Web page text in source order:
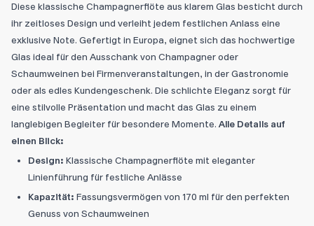
Diese klassische Champagnerflöte aus klarem Glas besticht durch
ihr zeitloses Design und verleiht jedem festlichen Anlass eine
exklusive Note. Gefertigt in Europa, eignet sich das hochwertige
Glas ideal für den Ausschank von Champagner oder
Schaumweinen bei Firmenveranstaltungen, in der Gastronomie
oder als edles Kundengeschenk. Die schlichte Eleganz sorgt für
eine stilvolle Präsentation und macht das Glas zu einem
langlebigen Begleiter für besondere Momente. Alle Details auf
einen Blick:
Design: Klassische Champagnerflöte mit eleganter
Linienführung für festliche Anlässe
Kapazität: Fassungsvermögen von 170 ml für den perfekten
Genuss von Schaumweinen